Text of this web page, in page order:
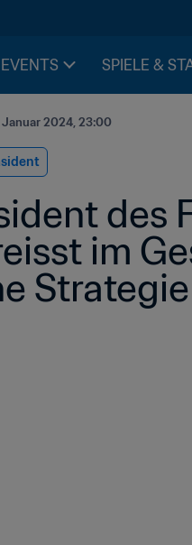
SPIELE &
Januar 2024, 23:00
des
im
Strategie